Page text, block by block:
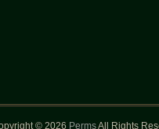
© 2026 PermsAll Rights